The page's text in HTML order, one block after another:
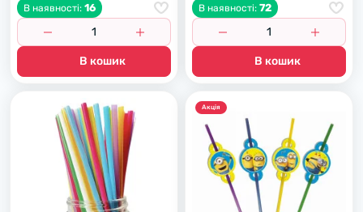
В наявності: 16
В кошик
В наявності: 72
В кошик
Акцiя